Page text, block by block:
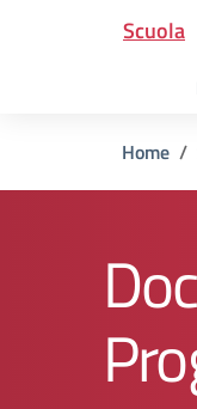
Scuola
Home